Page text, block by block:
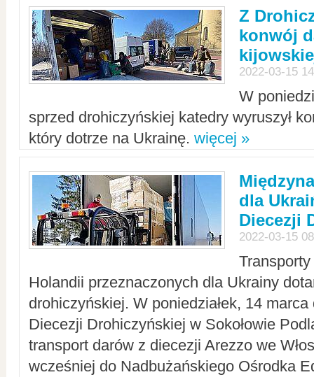
Z
konwój
2022-03-15
W
sprzed drohiczyńskiej katedry wyruszył
który dotrze na Ukrainę. więcej »
dla
Diecezji
2022-03-15
Holandii przeznaczonych dla Ukrainy
drohiczyńskiej. W poniedziałek, 14
Diecezji Drohiczyńskiej w Sokołowie
transport darów z diecezji Arezzo we
wcześniej do Nadbużańskiego Ośrodka